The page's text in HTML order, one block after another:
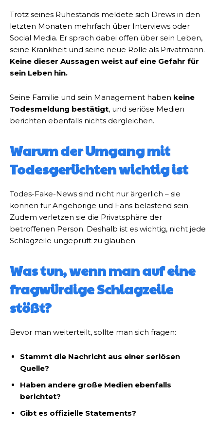
Trotz seines Ruhestands meldete sich Drews in den
letzten Monaten mehrfach über Interviews oder
Social Media. Er sprach dabei offen über sein Leben,
seine Krankheit und seine neue Rolle als Privatmann.
Keine dieser Aussagen weist auf eine Gefahr für
sein Leben hin.
Seine Familie und sein Management haben keine
Todesmeldung bestätigt, und seriöse Medien
berichten ebenfalls nichts dergleichen.
Warum der Umgang mit
Todesgerüchten wichtig ist
Todes-Fake-News sind nicht nur ärgerlich – sie
können für Angehörige und Fans belastend sein.
Zudem verletzen sie die Privatsphäre der
betroffenen Person. Deshalb ist es wichtig, nicht jede
Schlagzeile ungeprüft zu glauben.
Was tun, wenn man auf eine
fragwürdige Schlagzeile
stößt?
Bevor man weiterteilt, sollte man sich fragen:
Stammt die Nachricht aus einer seriösen
Quelle?
Haben andere große Medien ebenfalls
berichtet?
Gibt es offizielle Statements?